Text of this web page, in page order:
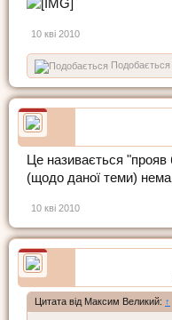
10 кві 2010
Подобається
Це називається
(щодо даної теми)
10 кві 2010
Цитата від Максим Великий: ↑